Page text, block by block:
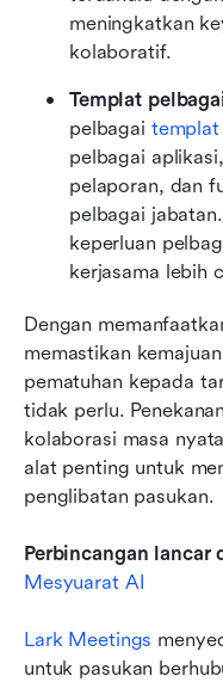
meningkatkan
kolaboratif.
Templat
pelbagai templat
pelbagai
pelaporan, dan
pelbagai
keperluan
kerjasama lebih
Dengan
memastikan
pematuhan kepada
tidak perlu.
kolaborasi masa
alat penting untuk
penglibatan pasukan.
Perbincangan lancar
Mesyuarat AI
Lark Meetings
untuk pasukan